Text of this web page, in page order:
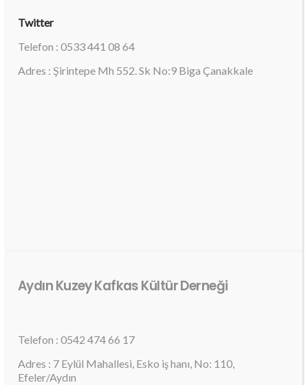
Twitter
Telefon : 0533 441 08 64
Adres : Şirintepe Mh 552. Sk No:9 Biga Çanakkale
Aydın Kuzey Kafkas Kültür Derneği
Telefon : 0542 474 66 17
Adres : 7 Eylül Mahallesi, Esko iş hanı, No: 110,
Efeler/Aydın